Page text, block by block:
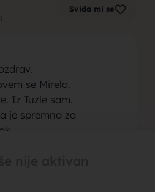
Sviđa mi se
se Mirela.
Iz Tuzle sam.
je spremna za